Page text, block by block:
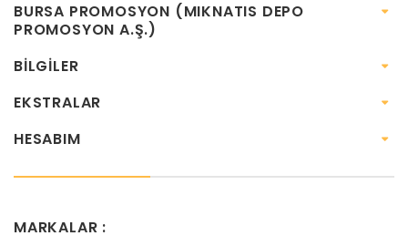
BURSA PROMOSYON (MIKNATIS DEPO
PROMOSYON A.Ş.)
BILGILER
EKSTRALAR
HESABIM
MARKALAR :